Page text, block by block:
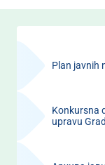
Plan javnih
Konkursna
upravu